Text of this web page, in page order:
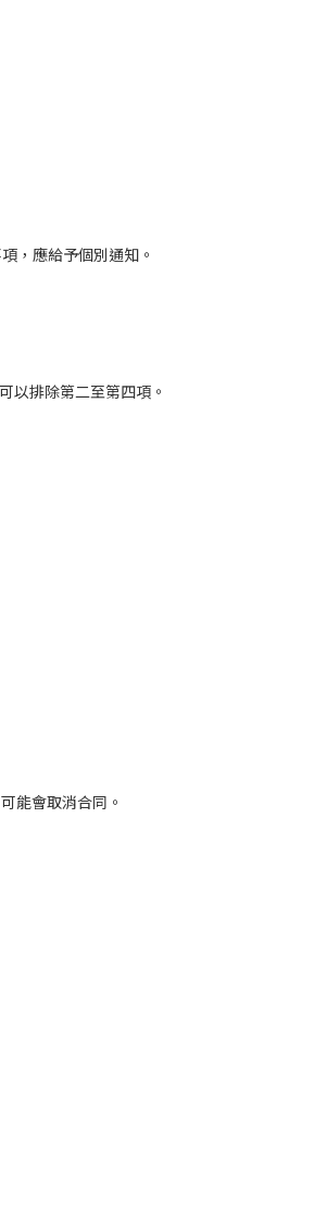
，應給予個別通知。
排除第二至第四項。
能會取消合同。